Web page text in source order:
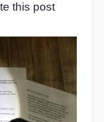
this post